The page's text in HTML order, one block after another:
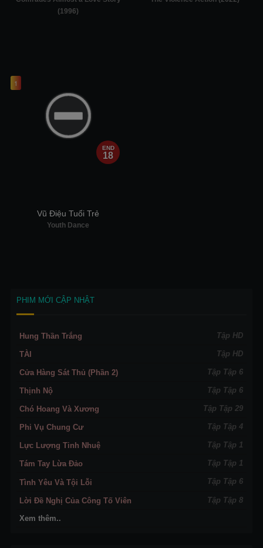
(1996)
END
18
1
Vũ Điệu Tuổi Trẻ
Youth Dance
PHIM MỚI CẬP NHẬT
Hung Thần Trắng Tập HD
TÀI Tập HD
Cửa Hàng Sát Thủ (Phần 2) Tập Tập 6
Thịnh Nộ Tập Tập 6
Chó Hoang Và Xương Tập Tập 29
Phi Vụ Chung Cư Tập Tập 4
Lực Lượng Tinh Nhuệ Tập Tập 1
Tám Tay Lừa Đảo Tập Tập 1
Tình Yêu Và Tội Lỗi Tập Tập 6
Lời Đề Nghị Của Công Tố Viên Tập Tập 8
Xem thêm..